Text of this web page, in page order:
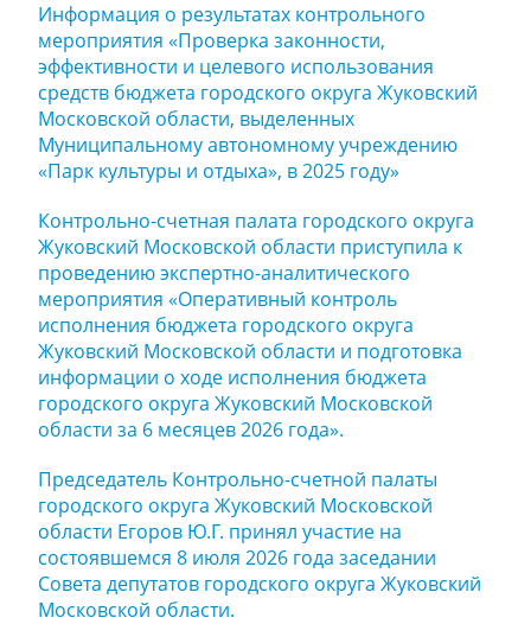
Информация о результатах контрольного
мероприятия «Проверка законности,
эффективности и целевого использования
средств бюджета городского округа Жуковский
Московской области, выделенных
Муниципальному автономному учреждению
«Парк культуры и отдыха», в 2025 году»
Контрольно-счетная палата городского округа
Жуковский Московской области приступила к
проведению экспертно-аналитического
мероприятия «Оперативный контроль
исполнения бюджета городского округа
Жуковский Московской области и подготовка
информации о ходе исполнения бюджета
городского округа Жуковский Московской
области за 6 месяцев 2026 года».
Председатель Контрольно-счетной палаты
городского округа Жуковский Московской
области Егоров Ю.Г. принял участие на
состоявшемся 8 июля 2026 года заседании
Совета депутатов городского округа Жуковский
Московской области.